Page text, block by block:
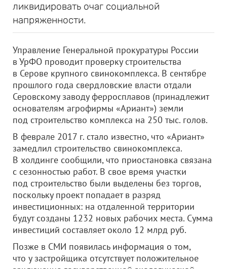
ликвидировать очаг социальной
напряженности.
Управление Генеральной прокуратуры России
в УрФО проводит проверку строительства
в Серове крупного свинокомплекса. В сентябре
прошлого года свердловские власти отдали
Серовскому заводу ферросплавов (принадлежит
основателям агрофирмы «Ариант») земли
под строительство комплекса на 250 тыс. голов.
В феврале 2017 г. стало известно, что «Ариант»
замедлил строительство свинокомплекса.
В холдинге сообщили, что приостановка связана
с сезонностью работ. В свое время участки
под строительство были выделены без торгов,
поскольку проект попадает в разряд
инвестиционных: на отдаленной территории
будут созданы 1232 новых рабочих места. Сумма
инвестиций составляет около 12 млрд руб.
Позже в СМИ появилась информация о том,
что у застройщика отсутствует положительное